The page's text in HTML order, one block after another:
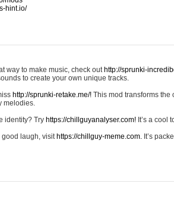
hint.io/
way to make music, check out http://sprunki-
to create your own unique tracks.
http://sprunki-retake.me/! This mod transforms
melodies.
identity? Try https://chillguyanalyser.com! It’s a cool
good laugh, visit https://chillguy-meme.com. It’s